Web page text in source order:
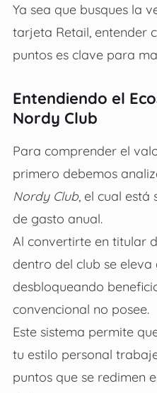
Ya sea que busques la
tarjeta Retail, entender
puntos es clave para
Entendiendo el
Nordy Club
Para comprender el
primero debemos
Nordy Club, el cual está
de gasto anual.
Al convertirte en titular
dentro del club se eleva
desbloqueando
convencional no posee.
Este sistema permite
tu estilo personal
puntos que se redimen